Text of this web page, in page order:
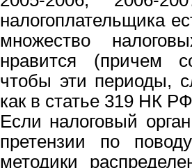
налогоплательщика
множество
нравится (причем
чтобы эти периоды,
как в статье 319 НК
Если налоговый
претензии по
методики